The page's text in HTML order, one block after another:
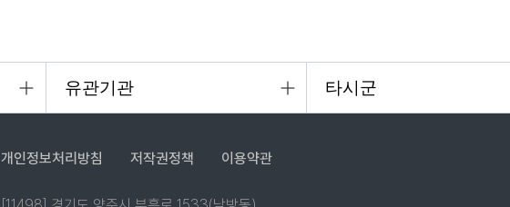
개인정보처리방침 저작권정책 이용약관